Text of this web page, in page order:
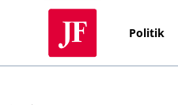
Politik